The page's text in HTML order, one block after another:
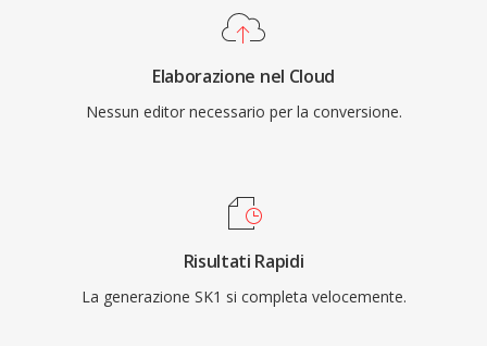
Elaborazione nel Cloud
Nessun editor necessario per la conversione.
Risultati Rapidi
La generazione SK1 si completa velocemente.